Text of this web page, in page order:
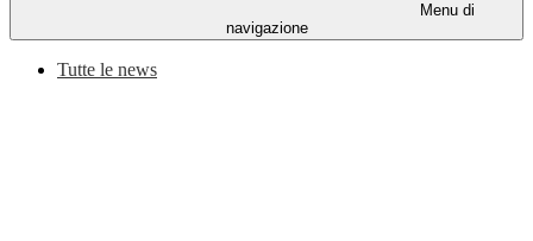
Menu di
navigazione
Tutte le news